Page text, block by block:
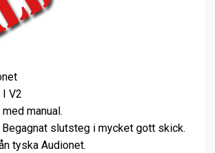
V2
manual.
Begagnat slutsteg i mycket gott skick.
tyska Audionet.